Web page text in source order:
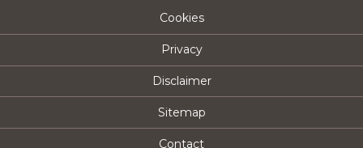
Cookies
Privacy
Disclaimer
Sitemap
Contact